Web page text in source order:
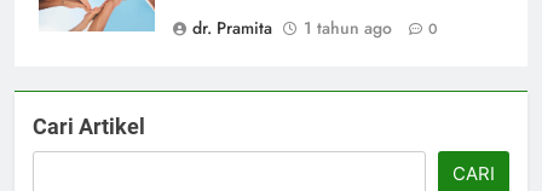
dr. Pramita
1 tahun ago 0
Cari Artikel
CARI